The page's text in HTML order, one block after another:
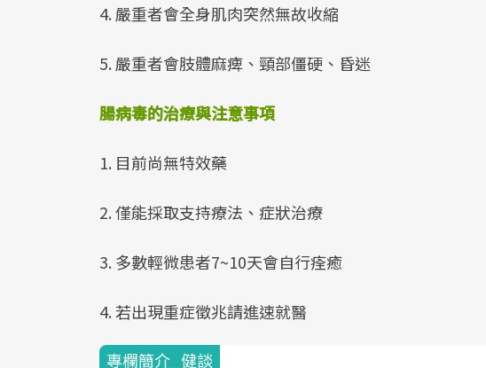
4. 嚴重者會全身肌肉突然無故收縮
5. 嚴重者會肢體麻痺、頸部僵硬、昏迷
腸病毒的治療與注意事項
1. 目前尚無特效藥
2. 僅能採取支持療法、症狀治療
3. 多數輕微患者7~10天會自行痊癒
4. 若出現重症徵兆請進速就醫
專欄簡介_健談